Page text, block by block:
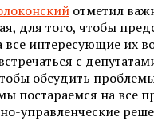
отметил
для того, чтобы
все интересующие их
с
обсудить
постараемся на все
управленческие